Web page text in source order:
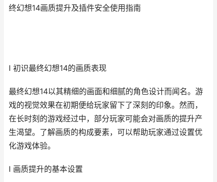
终幻想14画质提升及插件安全使用指南
I 初识最终幻想14的画质表现
最终幻想14以其精细的画面和细腻的角色设计而闻名。游
戏的视觉效果在初期便给玩家留下了深刻的印象。然而，
在长时刻的游戏经过中，部分玩家可能会对画质的提升产
生渴望。了解画质的构成要素，可以帮助玩家通过设置优
化游戏体验。
I 画质提升的基本设置